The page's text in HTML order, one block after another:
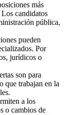
más
candidatos
pública,
pueden
Por
jurídicos o
son para
que trabajan en la
a los
o cambios de